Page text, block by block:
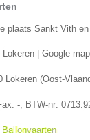
plaats Sankt Vith
Lokeren Google
Lokeren (Oost-
-, BTW-nr: